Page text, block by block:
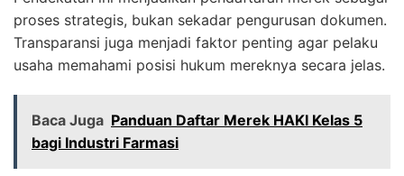
proses strategis, bukan sekadar pengurusan dokumen.
Transparansi juga menjadi faktor penting agar pelaku
usaha memahami posisi hukum mereknya secara jelas.
Baca Juga Panduan Daftar Merek HAKI Kelas 5
bagi Industri Farmasi